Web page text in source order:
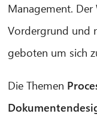
Management. Der
Vordergrund und
geboten um sich
Die Themen